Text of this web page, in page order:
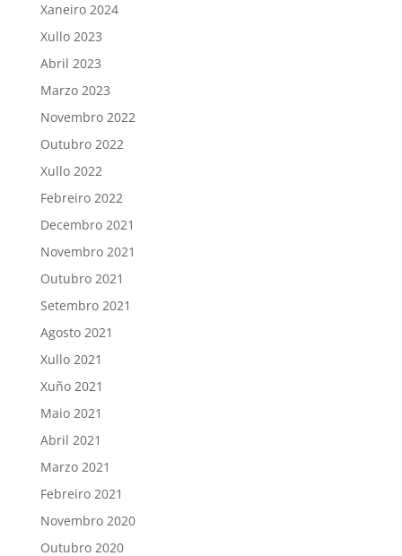
Xaneiro 2024
Xullo 2023
Abril 2023
Marzo 2023
Novembro 2022
Outubro 2022
Xullo 2022
Febreiro 2022
Decembro 2021
Novembro 2021
Outubro 2021
Setembro 2021
Agosto 2021
Xullo 2021
Xuño 2021
Maio 2021
Abril 2021
Marzo 2021
Febreiro 2021
Novembro 2020
Outubro 2020